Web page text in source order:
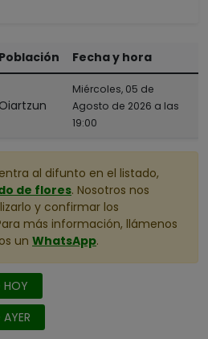
Población Fecha y hora
Oiartzun
Miércoles, 05 de
Agosto de 2026 a las
19:00
al difunto en el listado,
de flores. Nosotros nos
y confirmar los
más información, llámenos
un WhatsApp.